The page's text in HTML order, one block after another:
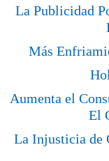
La Publicidad
Más
Aumenta el
El
La Injusticia de